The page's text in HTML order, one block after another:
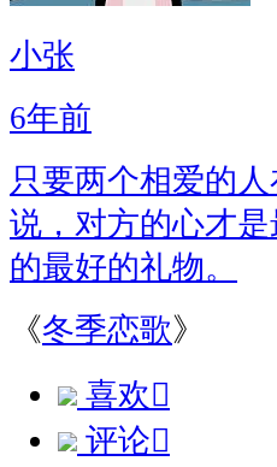
小张
6年前
只要两个相爱的
说，对方的心才
的最好的礼物。
《冬季恋歌》
喜欢
评论